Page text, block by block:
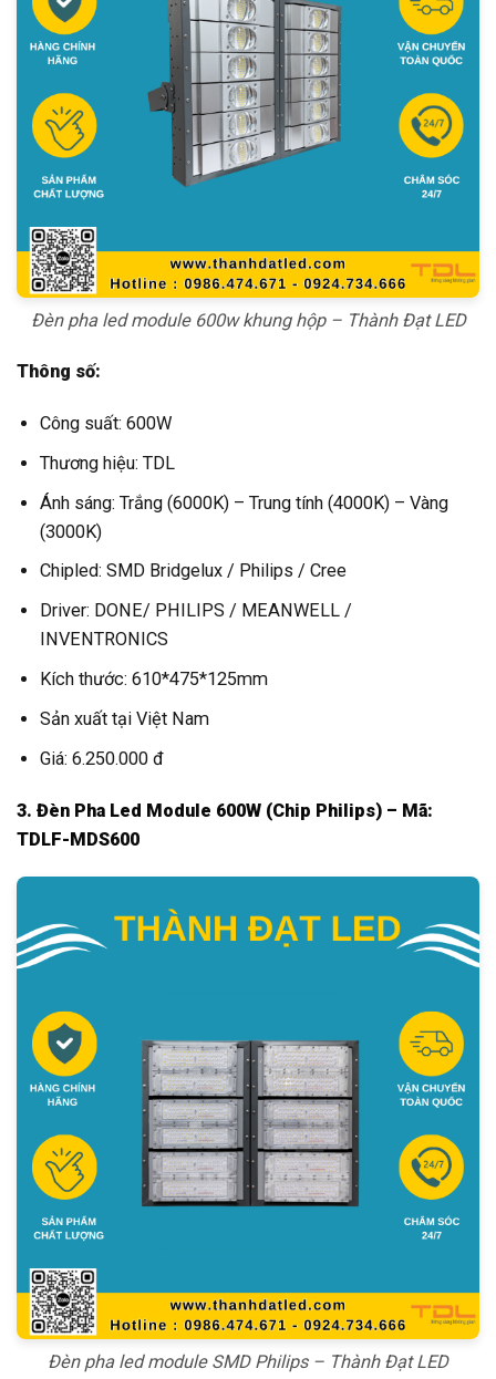
Đèn pha led module 600w khung hộp – Thành Đạt LED
Thông số:
Công suất: 600W
Thương hiệu: TDL
Ánh sáng: Trắng (6000K) – Trung tính (4000K) – Vàng
(3000K)
Chipled: SMD Bridgelux / Philips / Cree
Driver: DONE/ PHILIPS / MEANWELL /
INVENTRONICS
Kích thước: 610*475*125mm
Sản xuất tại Việt Nam
Giá: 6.250.000 đ
3. Đèn Pha Led Module 600W (Chip Philips) – Mã:
TDLF-MDS600
Đèn pha led module SMD Philips – Thành Đạt LED